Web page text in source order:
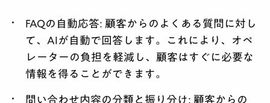
FAQの自動応答: 顧客からのよくある質問に対し
て、AIが自動で回答します。これにより、オペ
レーターの負担を軽減し、顧客はすぐに必要な
情報を得ることができます。
問い合わせ内容の分類と振り分け: 顧客からの